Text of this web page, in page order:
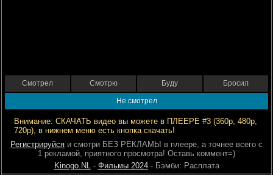
Смотрел Смотрю Буду Бросил
Не смотрел
Внимание: СКАЧАТЬ видео вы можете в ПЛЕЕРЕ #3 (360р, 480р,
720р), в нижнем меню есть кнопка скачать!
Регистрируйся и смотри БЕЗ РЕКЛАМЫ в плеере, а точнее всего с
1 рекламой, приятного просмотра! Оставь коммент=)
Kinogo.NL- Фильмы 2024- Бэмби: Расплата